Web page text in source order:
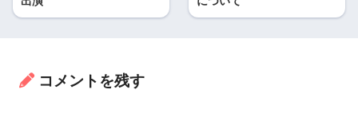
コメントを残す